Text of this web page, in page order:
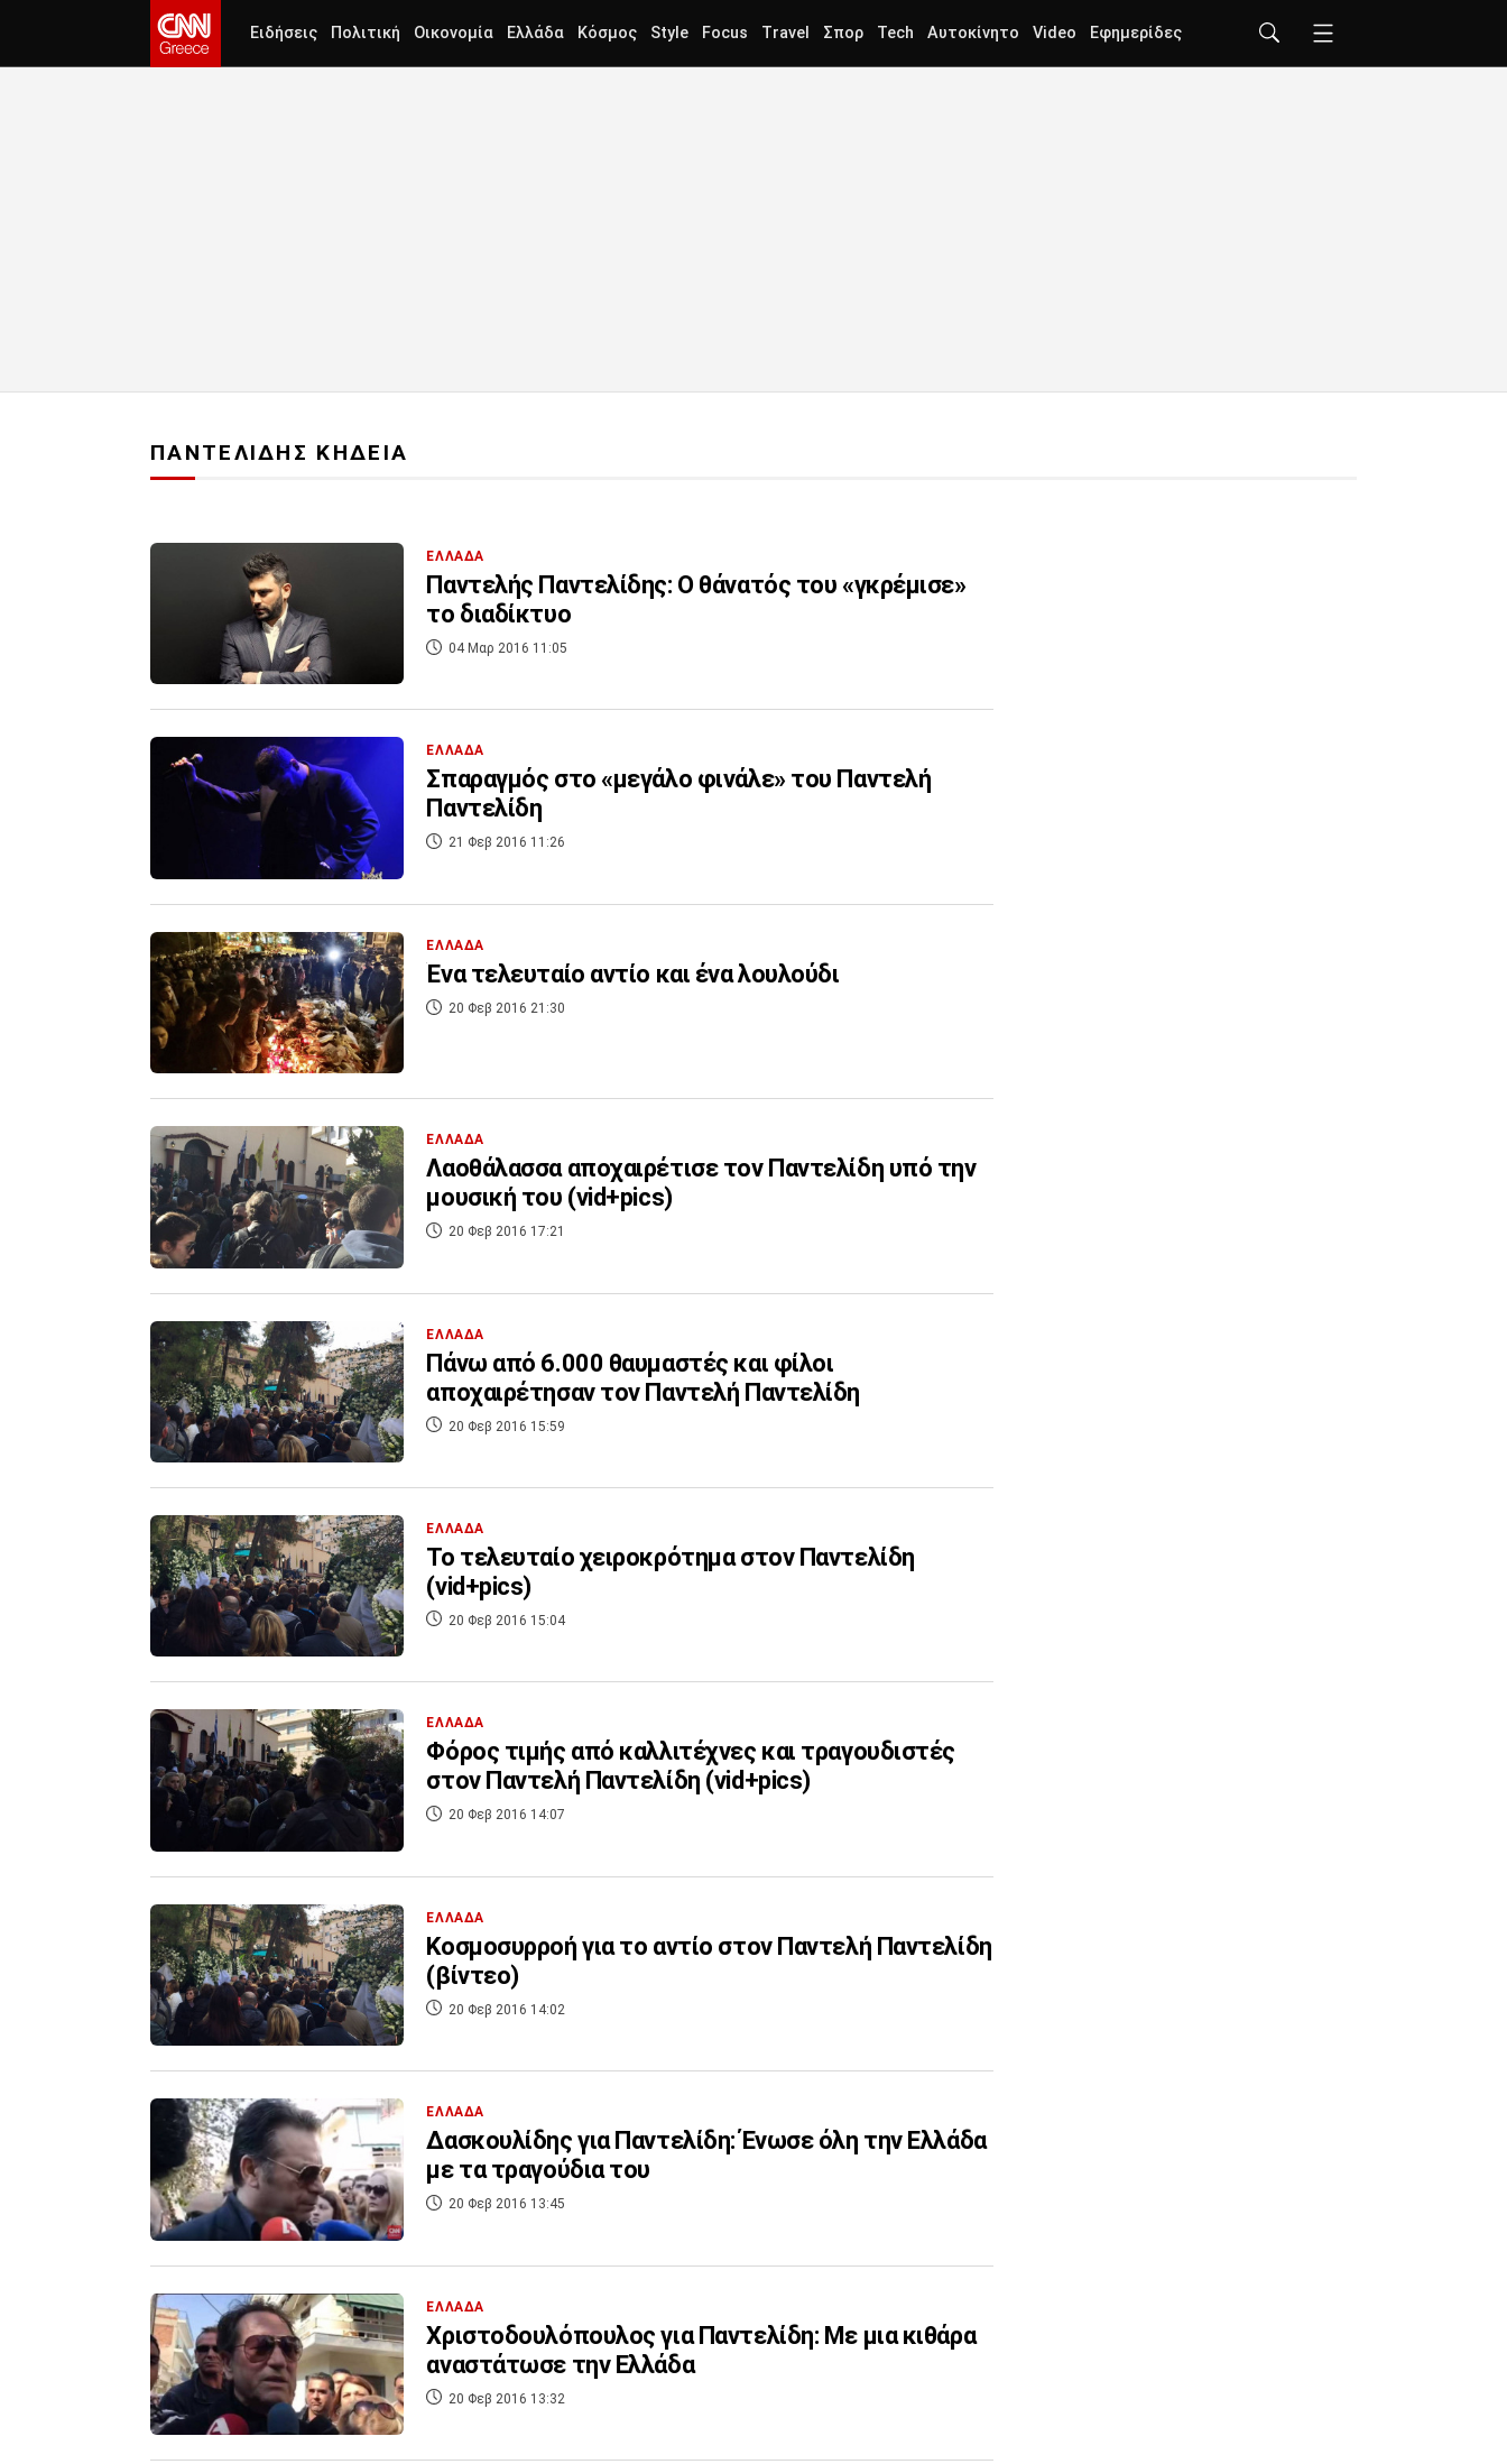
Ειδήσεις Πολιτική Οικονομία Ελλάδα Κόσμος Style Focus Travel Σπορ Tech Αυτοκίνητο Video Εφημερίδες
ΠΑΝΤΕΛΙΔΗΣ ΚΗΔΕΙΑ
ΕΛΛΑΔΑ
Παντελής Παντελίδης: Ο θάνατός του «γκρέμισε»
το διαδίκτυο
04 Μαρ 2016 11:05
ΕΛΛΑΔΑ
Σπαραγμός στο «μεγάλο φινάλε» του Παντελή
Παντελίδη
21 Φεβ 2016 11:26
ΕΛΛΑΔΑ
Ένα τελευταίο αντίο και ένα λουλούδι
20 Φεβ 2016 21:30
ΕΛΛΑΔΑ
Λαοθάλασσα αποχαιρέτισε τον Παντελίδη υπό την
μουσική του (vid+pics)
20 Φεβ 2016 17:21
ΕΛΛΑΔΑ
Πάνω από 6.000 θαυμαστές και φίλοι
αποχαιρέτησαν τον Παντελή Παντελίδη
20 Φεβ 2016 15:59
ΕΛΛΑΔΑ
Το τελευταίο χειροκρότημα στον Παντελίδη
(vid+pics)
20 Φεβ 2016 15:04
ΕΛΛΑΔΑ
Φόρος τιμής από καλλιτέχνες και τραγουδιστές
στον Παντελή Παντελίδη (vid+pics)
20 Φεβ 2016 14:07
ΕΛΛΑΔΑ
Κοσμοσυρροή για το αντίο στον Παντελή Παντελίδη
(βίντεο)
20 Φεβ 2016 14:02
ΕΛΛΑΔΑ
Δασκουλίδης για Παντελίδη: Ένωσε όλη την Ελλάδα
με τα τραγούδια του
20 Φεβ 2016 13:45
ΕΛΛΑΔΑ
Χριστοδουλόπουλος για Παντελίδη: Με μια κιθάρα
αναστάτωσε την Ελλάδα
20 Φεβ 2016 13:32